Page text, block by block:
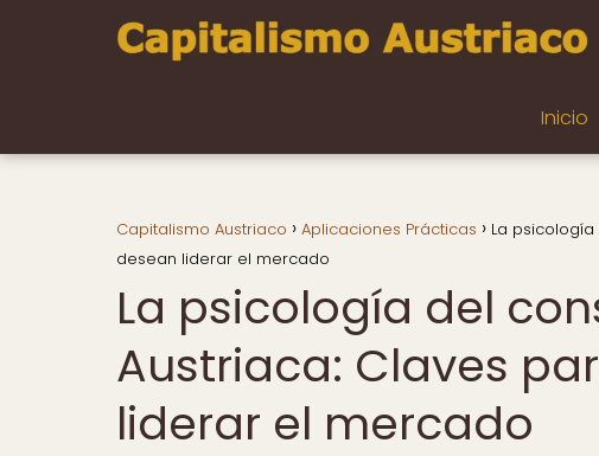
Inicio
Capitalismo Austriaco Aplicaciones Prácticas
La
desean liderar el mercado
La psicología del
Austriaca: Claves
liderar el mercado